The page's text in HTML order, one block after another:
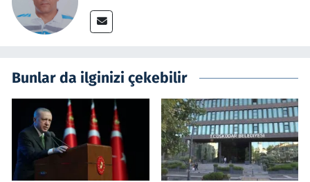
Bunlar da ilginizi çekebilir